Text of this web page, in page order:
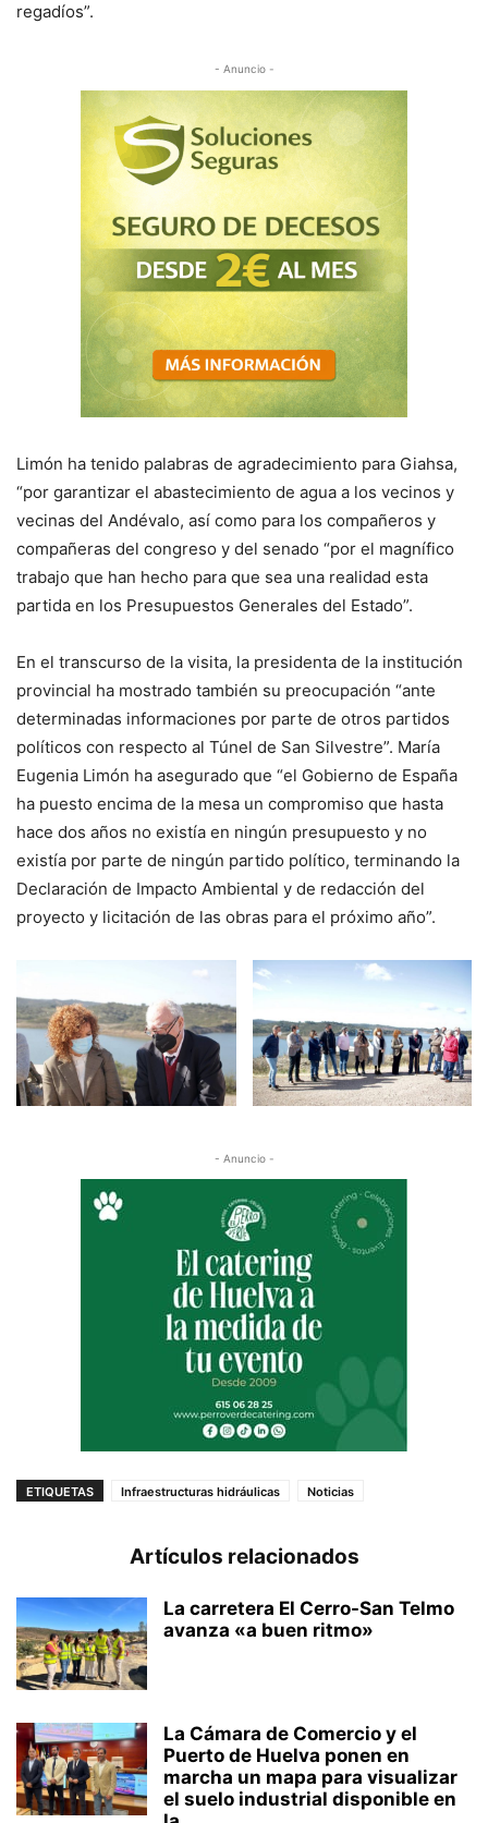
regadíos”.
- Anuncio -
Limón ha tenido palabras de agradecimiento para Giahsa,
“por garantizar el abastecimiento de agua a los vecinos y
vecinas del Andévalo, así como para los compañeros y
compañeras del congreso y del senado “por el magnífico
trabajo que han hecho para que sea una realidad esta
partida en los Presupuestos Generales del Estado”.
En el transcurso de la visita, la presidenta de la institución
provincial ha mostrado también su preocupación “ante
determinadas informaciones por parte de otros partidos
políticos con respecto al Túnel de San Silvestre”. María
Eugenia Limón ha asegurado que “el Gobierno de España
ha puesto encima de la mesa un compromiso que hasta
hace dos años no existía en ningún presupuesto y no
existía por parte de ningún partido político, terminando la
Declaración de Impacto Ambiental y de redacción del
proyecto y licitación de las obras para el próximo año”.
- Anuncio -
ETIQUETAS Infraestructuras hidráulicas Noticias
Artículos relacionados
La carretera El Cerro-San Telmo
avanza «a buen ritmo»
La Cámara de Comercio y el
Puerto de Huelva ponen en
marcha un mapa para visualizar
el suelo industrial disponible en